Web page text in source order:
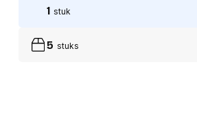
1 stuk
5 stuks